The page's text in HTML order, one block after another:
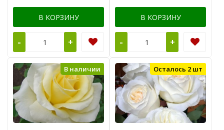
В КОРЗИНУ
- +
В КОРЗИНУ
- +
В наличии Осталось 2 шт